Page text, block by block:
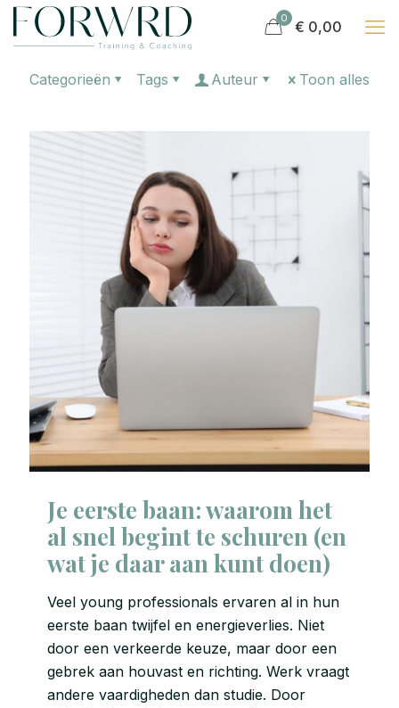
0 € 0,00
Categorieën Tags Auteur Toon alles
Je eerste baan: waarom het
al snel begint te schuren (en
wat je daar aan kunt doen)
Veel young professionals ervaren al in hun
eerste baan twijfel en energieverlies. Niet
door een verkeerde keuze, maar door een
gebrek aan houvast en richting. Werk vraagt
andere vaardigheden dan studie. Door